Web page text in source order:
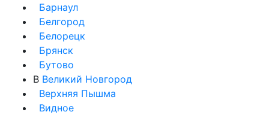
Барнаул
Белгород
Белорецк
Брянск
Бутово
В Великий Новгород
Верхняя Пышма
Видное